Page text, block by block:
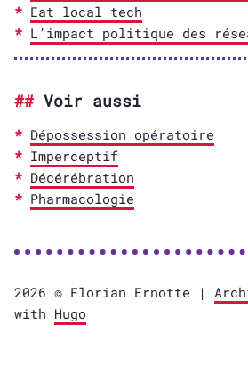
Eat local tech
L’impact politique des
Voir aussi
Dépossession opératoire
Imperceptif
Décérébration
Pharmacologie
2026 © Florian Ernotte |
with Hugo